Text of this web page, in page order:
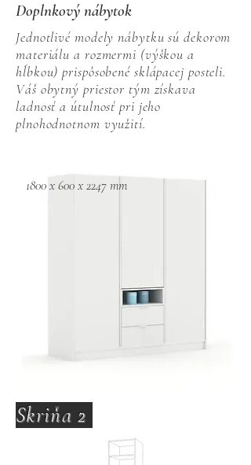
Doplnkový nábytok
Jednotlivé modely nábytku sú dekorom
materiálu a rozmermi (výškou a
hĺbkou) prispôsobené sklápacej posteli.
Váš obytný priestor tým získava
ladnosť a útulnosť pri jeho
plnohodnotnom využití.
1800 x 600 x 2247 mm
Skriňa 2